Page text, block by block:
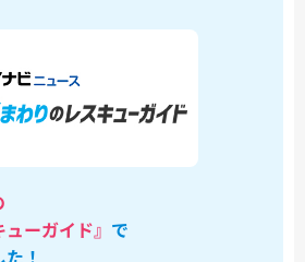
ーガイド』 で
！